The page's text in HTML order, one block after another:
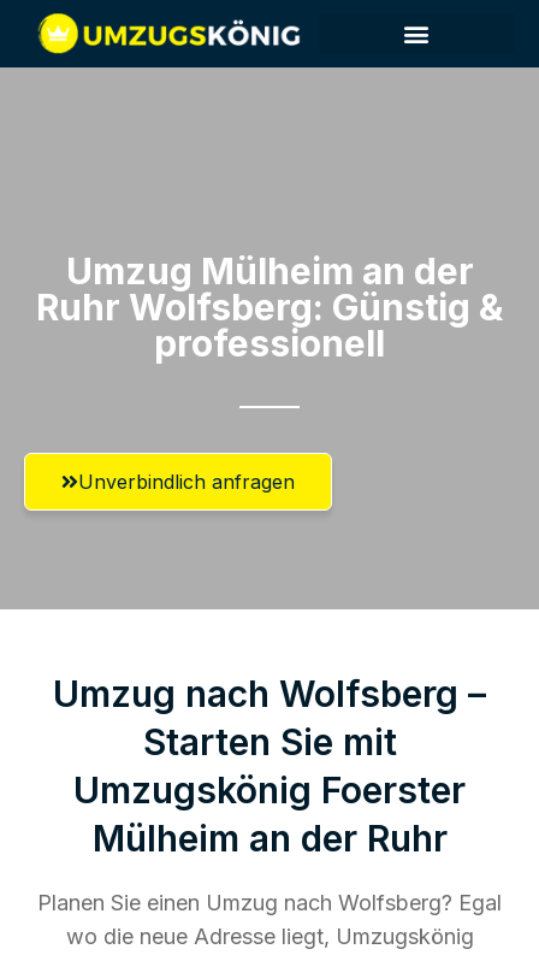
Umzug Mülheim an der
Ruhr​ Wolfsberg: Günstig &
professionell​
Unverbindlich anfragen
Umzug nach Wolfsberg –
Starten Sie mit
Umzugskönig Foerster
Mülheim an der Ruhr
Planen Sie einen Umzug nach Wolfsberg? Egal
wo die neue Adresse liegt, Umzugskönig